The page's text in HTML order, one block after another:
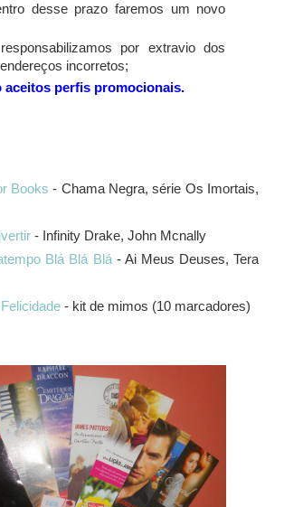
desse prazo faremos um novo
por extravio dos
incorretos;
aceitos perfis promocionais.
Books - Chama Negra, série Os Imortais,
- Infinity Drake, John Mcnally
Blá Blá Blá- Ai Meus Deuses, Tera
- kit de mimos (10 marcadores)